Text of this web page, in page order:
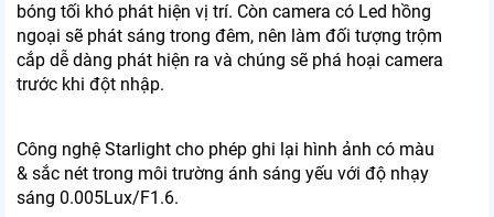
bóng tối khó phát hiện vị trí. Còn camera có Led hồng
ngoại sẽ phát sáng trong đêm, nên làm đối tượng trộm
cắp dễ dàng phát hiện ra và chúng sẽ phá hoại camera
trước khi đột nhập.
Công nghệ Starlight cho phép ghi lại hình ảnh có màu
& sắc nét trong môi trường ánh sáng yếu với độ nhạy
sáng 0.005Lux/F1.6.